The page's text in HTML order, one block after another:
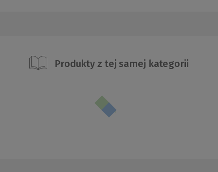
Produkty z tej samej kategorii